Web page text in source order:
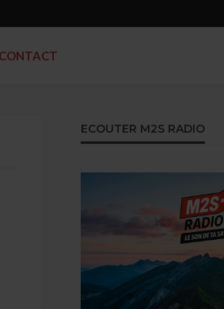
CONTACT
ECOUTER M2S RADIO